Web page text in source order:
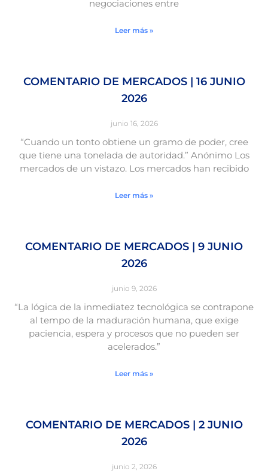
negociaciones entre
Leer más »
COMENTARIO DE MERCADOS | 16 JUNIO
2026
junio 16, 2026
“Cuando un tonto obtiene un gramo de poder, cree
que tiene una tonelada de autoridad.” Anónimo Los
mercados de un vistazo. Los mercados han recibido
Leer más »
COMENTARIO DE MERCADOS | 9 JUNIO
2026
junio 9, 2026
“La lógica de la inmediatez tecnológica se contrapone
al tempo de la maduración humana, que exige
paciencia, espera y procesos que no pueden ser
acelerados.”
Leer más »
COMENTARIO DE MERCADOS | 2 JUNIO
2026
junio 2, 2026